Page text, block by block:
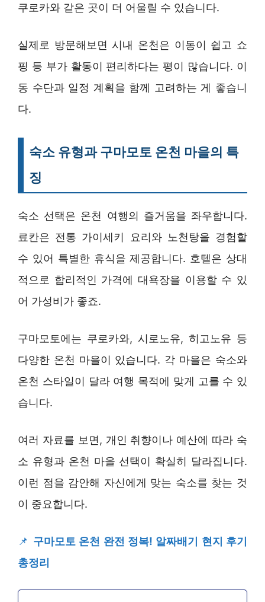
쿠로카와 같은 곳이 더 어울릴 수 있습니다.
실제로 방문해보면 시내 온천은 이동이 쉽고 쇼
핑 등 부가 활동이 편리하다는 평이 많습니다. 이
동 수단과 일정 계획을 함께 고려하는 게 좋습니
다.
숙소 유형과 구마모토 온천 마을의 특
징
숙소 선택은 온천 여행의 즐거움을 좌우합니다.
료칸은 전통 가이세키 요리와 노천탕을 경험할
수 있어 특별한 휴식을 제공합니다. 호텔은 상대
적으로 합리적인 가격에 대욕장을 이용할 수 있
어 가성비가 좋죠.
구마모토에는 쿠로카와, 시로노유, 히고노유 등
다양한 온천 마을이 있습니다. 각 마을은 숙소와
온천 스타일이 달라 여행 목적에 맞게 고를 수 있
습니다.
여러 자료를 보면, 개인 취향이나 예산에 따라 숙
소 유형과 온천 마을 선택이 확실히 달라집니다.
이런 점을 감안해 자신에게 맞는 숙소를 찾는 것
이 중요합니다.
📌 구마모토 온천 완전 정복! 알짜배기 현지 후기
총정리